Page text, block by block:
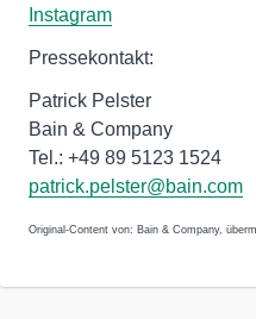
Instagram
Pressekontakt:
Patrick Pelster
Bain & Company
Tel.: +49 89 5123 1524
patrick.pelster@bain.com
Original-Content von: Bain & Company,